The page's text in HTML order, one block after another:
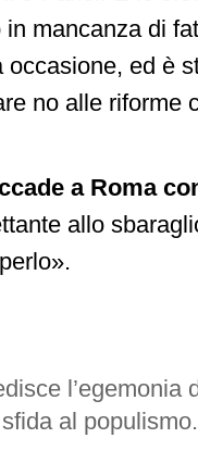
mancanza di
occasione, ed è
no alle riforme
a Roma
allo
l’egemonia
al